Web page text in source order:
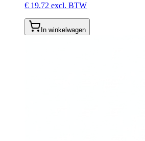
€ 19.72 excl. BTW
In winkelwagen